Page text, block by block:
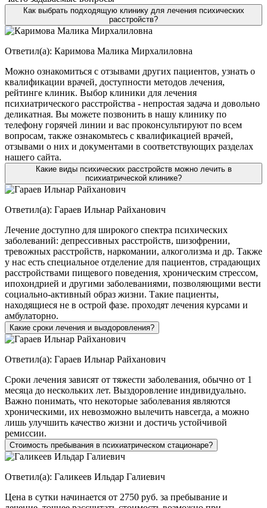
Как выбрать подходящую клинику для лечения психических
расстройств?
Ответил(а): Каримова Малика Мирхалиловна
Можно ознакомиться с отзывами других пациентов, узнать о
квалификации врачей, доступности методов лечения,
рейтинге клиник. Выбор клиники для лечения
психиатрического расстройства - непростая задача и довольно
деликатная. Вы можете позвонить в нашу клинику по
телефону горячей линии и вас проконсультируют по всем
вопросам, также ознакомьтесь с квалификацией врачей,
отзывами о них и документами в соответствующих разделах
нашего сайта.
Какие виды психических расстройств можно лечить в
психиатрической клинике?
Ответил(а): Гараев Ильнар Райханович
Лечение доступно для широкого спектра психических
заболеваний: депрессивных расстройств, шизофрении,
тревожных расстройств, наркомании, алкоголизма и др. Также
у нас есть специальное отделение для пациентов, страдающих
расстройствами пищевого поведения, хроническим стрессом,
ипохондрией и другими заболеваниями, позволяющими вести
социально-активный образ жизни. Такие пациенты,
находящиеся не в острой фазе. проходят лечения курсами и
амбулаторно.
Какие сроки лечения и выздоровления?
Ответил(а): Гараев Ильнар Райханович
Сроки лечения зависят от тяжести заболевания, обычно от 1
месяца до нескольких лет. Выздоровление индивидуально.
Важно понимать, что некоторые заболевания являются
хроническими, их невозможно вылечить навсегда, а можно
лишь улучшить качество жизни и достичь устойчивой
ремиссии.
Стоимость пребывания в психиатрическом стационаре?
Ответил(а): Галикеев Ильдар Галиевич
Цена в сутки начинается от 2750 руб. за пребывание и